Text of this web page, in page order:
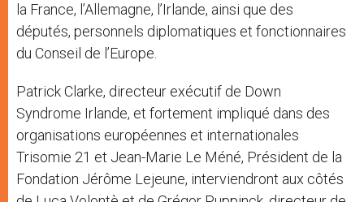
la France, l’Allemagne, l’Irlande, ainsi que des
députés, personnels diplomatiques et fonctionnaires
du Conseil de l’Europe.
Patrick Clarke, directeur exécutif de Down
Syndrome Irlande, et fortement impliqué dans des
organisations européennes et internationales
Trisomie 21 et Jean-Marie Le Méné, Président de la
Fondation Jérôme Lejeune, interviendront aux côtés